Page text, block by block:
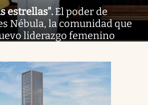
estrellas". El poder de
Nébula, la comunidad que
liderazgo femenino